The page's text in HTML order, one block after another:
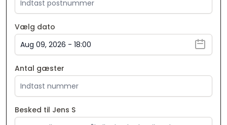
Vælg dato
Antal gæster
Besked til Jens S